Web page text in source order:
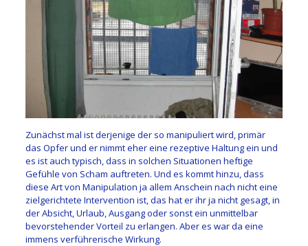
Zunächst mal ist derjenige der so manipuliert wird, primär
das Opfer und er nimmt eher eine rezeptive Haltung ein und
es ist auch typisch, dass in solchen Situationen heftige
Gefühle von Scham auftreten. Und es kommt hinzu, dass
diese Art von Manipulation ja allem Anschein nach nicht eine
zielgerichtete Intervention ist, das hat er ihr ja nicht gesagt, in
der Absicht, Urlaub, Ausgang oder sonst ein unmittelbar
bevorstehender Vorteil zu erlangen. Aber es war da eine
immens verführerische Wirkung.